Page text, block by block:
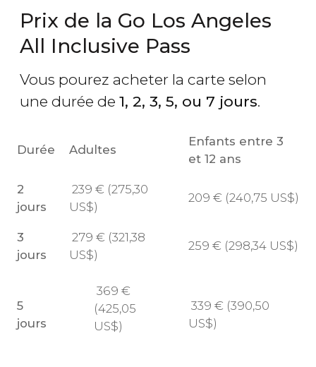
Prix de la Go Los Angeles
All Inclusive Pass
Vous pourez acheter la carte selon
une durée de 1, 2, 3, 5, ou 7 jours.
Durée Adultes
Enfants entre 3
et 12 ans
2
jours
239 € (275,30
US$)
209 € (240,75 US$)
3
jours
279 € (321,38
US$)
259 € (298,34 US$)
5
jours
369 €
(425,05
US$)
339 € (390,50
US$)